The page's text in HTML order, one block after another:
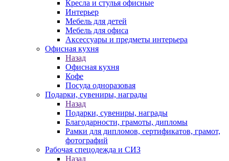
Кресла и стулья офисные
Интерьер
Мебель для детей
Мебель для офиса
Аксессуары и предметы интерьера
Офисная кухня
Назад
Офисная кухня
Кофе
Посуда одноразовая
Подарки, сувениры, награды
Назад
Подарки, сувениры, награды
Благодарности, грамоты, дипломы
Рамки для дипломов, сертификатов, грамот,
фотографий
Рабочая спецодежда и СИЗ
Назад